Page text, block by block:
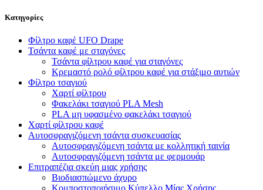
Κατηγορίες
Φίλτρο καφέ UFO Drape
Τσάντα καφέ με σταγόνες
Τσάντα φίλτρου καφέ για σταγόνες
Κρεμαστό ρολό φίλτρου καφέ για στάξιμο αυτιών
Φίλτρο τσαγιού
Χαρτί φίλτρου
Φακελάκι τσαγιού PLA Mesh
PLA μη υφασμένο φακελάκι τσαγιού
Χαρτί φίλτρου καφέ
Αυτοσφραγιζόμενη τσάντα συσκευασίας
Αυτοσφραγιζόμενη τσάντα με κολλητική ταινία
Αυτοσφραγιζόμενη τσάντα με φερμουάρ
Επιτραπέζια σκεύη μιας χρήσης
Βιοδιασπώμενο άχυρο